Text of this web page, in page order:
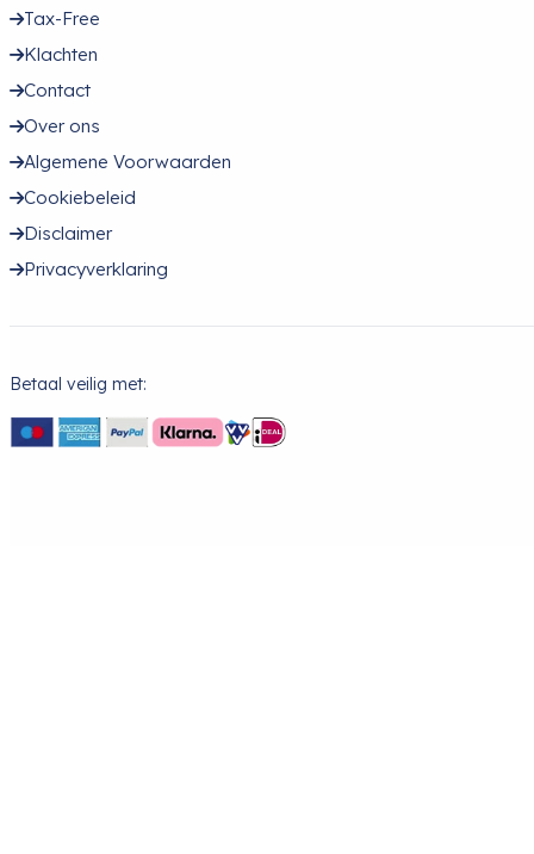
Tax-Free
Klachten
Contact
Over ons
Algemene Voorwaarden
Cookiebeleid
Disclaimer
Privacyverklaring
Betaal veilig met: